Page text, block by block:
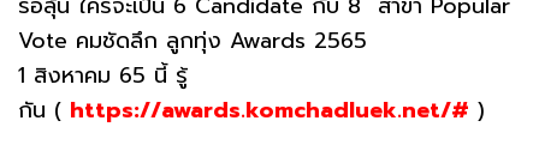
Vote คมชัดลึก ลูกทุ่ง Awards 2565
1 สิงหาคม 65 นี้ รู้
กัน ( https://awards.komchadluek.net/# )